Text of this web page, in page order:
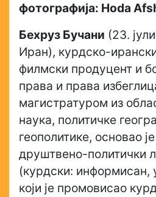
фотографија: Hoda
Бехруз Бучани (23.
Иран), курдско-
филмски продуцент и
права и права
магистратуром из
наука, политичке
геополитике, основао
друштвено-политички
(курдски: информисан,
који је промовисао